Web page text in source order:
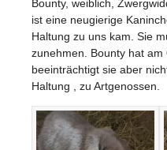
Bounty, weiblich,
ist eine neugierige
Haltung zu uns kam. Sie
zunehmen. Bounty hat
beeinträchtigt sie aber
Haltung , zu Artgenossen.